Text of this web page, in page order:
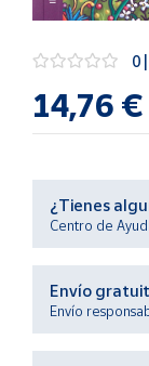
novedades
de Correos
Market
Ayuda
Centro
de ayuda
Contacto
0
14,76 €
¿Tienes
Centro de
Envío
Envío